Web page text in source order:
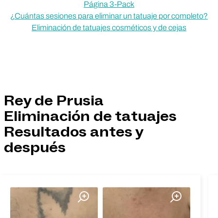
Página 3-Pack
¿Cuántas sesiones para eliminar un tatuaje por completo?
Eliminación de tatuajes cosméticos y de cejas
Rey de Prusia
Eliminación de tatuajes
Resultados antes y
después